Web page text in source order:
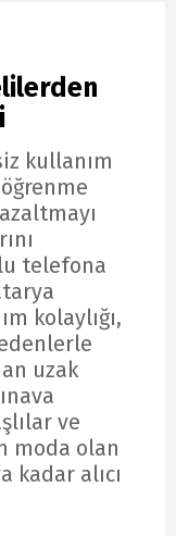
kullanım
telefona
kolaylığı,
uzak
ve
moda olan
alıcı